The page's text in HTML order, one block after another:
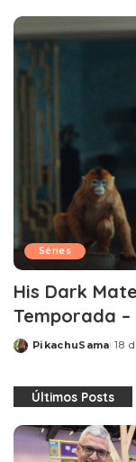
Séries
His Dark
Temporada –
Posted
PikachuSama 18
Últimos Posts